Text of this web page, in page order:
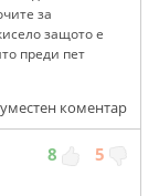
за
защото е
преди пет
коментар
8 5